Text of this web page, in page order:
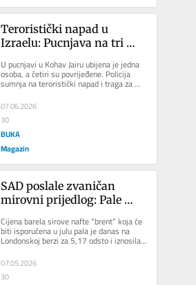
Teroristički napad u
Izraelu: Pucnjava na tri
mrtvih i ranjenih
U pucnjavi u Kohav Jairu ubijena je jedna
osoba, a četiri su povrijeđene. Policija
sumnja na teroristički napad i traga za
napadačima. Jedna osoba...
07.06.2026
30
BUKA
Magazin
SAD poslale zvaničan
mirovni prijedlog: Pale
berzi
Cijena barela sirove nafte “brent” koja će
biti isporučena u julu pala je danas na
Londonskoj berzi za 5,17 odsto i iznosila
je 96,03 dolara....
07.05.2026
30